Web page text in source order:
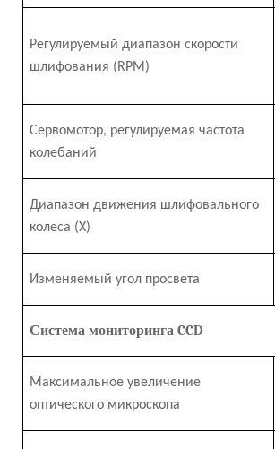
Регулируемый диапазон скорости
шлифования (RPM)
Сервомотор, регулируемая частота
колебаний
Диапазон движения шлифовального
колеса (X)
Изменяемый угол просвета
Система мониторинга CCD
Максимальное увеличение
оптического микроскопа